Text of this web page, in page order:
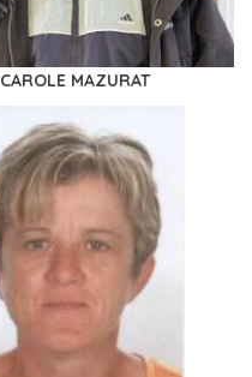
CAROLE MAZURAT